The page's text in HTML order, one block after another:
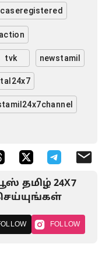
caseregistered
tvk newstamil
தமிழ் 24X7
FOLLOW